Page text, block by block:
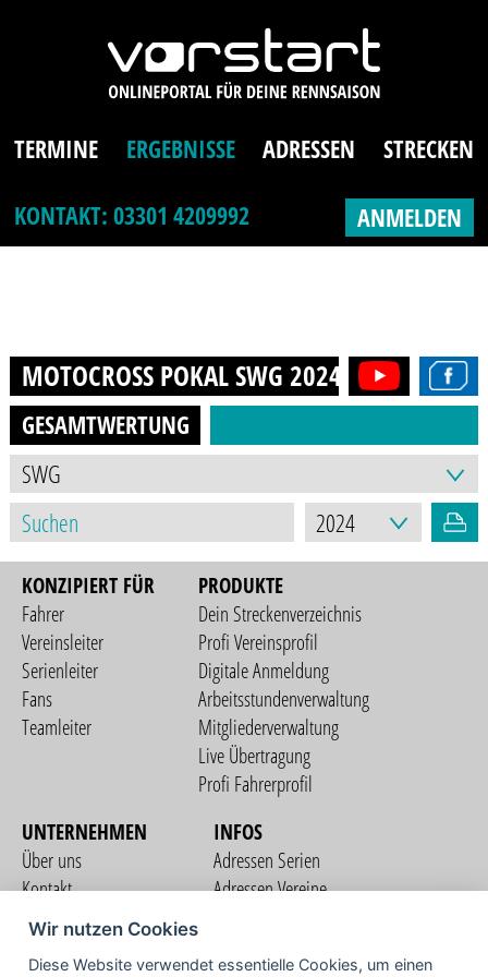
TERMINE ERGEBNISSE ADRESSEN
STRECKEN
KONTAKT: 03301 4209992
ANMELDEN
MOTOCROSS POKAL SWG 2024
GESAMTWERTUNG
KONZIPIERT FÜR
Fahrer
Vereinsleiter
Serienleiter
Fans
Teamleiter
PRODUKTE
Dein Streckenverzeichnis
Profi Vereinsprofil
Digitale Anmeldung
Arbeitsstundenverwaltung
Mitgliederverwaltung
Live Übertragung
Profi Fahrerprofil
UNTERNEHMEN
Über uns
Kontakt
Nutzungsbedingungen
Datenschutzerklärung
INFOS
Adressen Serien
Adressen Vereine
Wir nutzen Cookies
Diese Website verwendet essentielle Cookies, um einen